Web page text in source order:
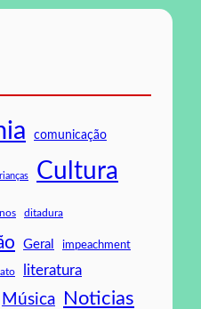
comunicação
Cultura
ditadura
Geral impeachment
literatura
Música Noticias